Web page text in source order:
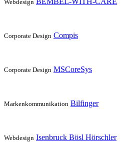
Webdesign
Corporate Design Compis
Corporate Design MSCoreSys
Markenkommunikation Bilfinger
Webdesign Isenbruck Bösl Hörschler